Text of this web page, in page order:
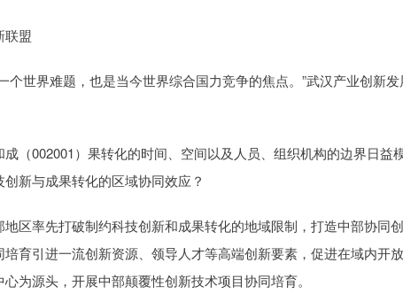
盟
世界难题，也是当今世界综合国力竞争的焦点。”武汉产业创新
002001）果转化的时间、空间以及人员、组织机构的边界日益
新与成果转化的区域协同效应？
率先打破制约科技创新和成果转化的地域限制，打造中部协同
育引进一流创新资源、领导人才等高端创新要素，促进在域内开
为源头，开展中部颠覆性创新技术项目协同培育。